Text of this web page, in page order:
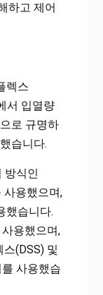
하고 제어
렉스
서 입열량
로 규명하
습니다.
방식인
사용했으며,
했습니다.
용했으며,
(DSS) 및
사용했습